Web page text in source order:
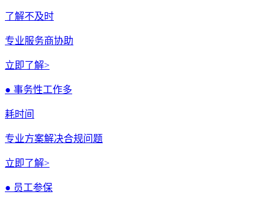
了解不及时
专业服务商协助
立即了解>
● 事务性工作多
耗时间
专业方案解决合规问题
立即了解>
● 员工参保